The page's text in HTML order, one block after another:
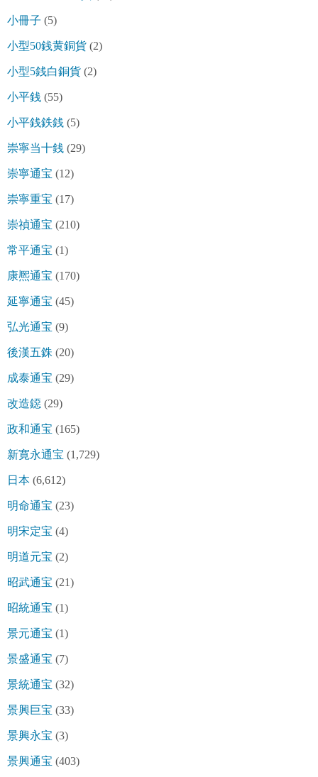
小冊子 (5)
小型50銭黄銅貨 (2)
小型5銭白銅貨 (2)
小平銭 (55)
小平銭鉄銭 (5)
崇寧当十銭 (29)
崇寧通宝 (12)
崇寧重宝 (17)
崇禎通宝 (210)
常平通宝 (1)
康熈通宝 (170)
延寧通宝 (45)
弘光通宝 (9)
後漢五銖 (20)
成泰通宝 (29)
改造鐚 (29)
政和通宝 (165)
新寛永通宝 (1,729)
日本 (6,612)
明命通宝 (23)
明宋定宝 (4)
明道元宝 (2)
昭武通宝 (21)
昭統通宝 (1)
景元通宝 (1)
景盛通宝 (7)
景統通宝 (32)
景興巨宝 (33)
景興永宝 (3)
景興通宝 (403)